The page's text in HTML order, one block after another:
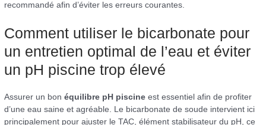
recommandé afin d’éviter les erreurs courantes.
Comment utiliser le bicarbonate pour
un entretien optimal de l’eau et éviter
un pH piscine trop élevé
Assurer un bonéquilibre pH piscine est essentiel afin de profiter
d’une eau saine et agréable. Le bicarbonate de soude intervient ici
principalement pour ajuster le TAC, élément stabilisateur du pH, ce